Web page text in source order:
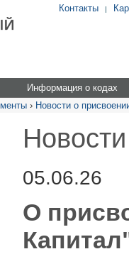
Контакты |
Информация о кодах
› Новости о
05.06.26
О